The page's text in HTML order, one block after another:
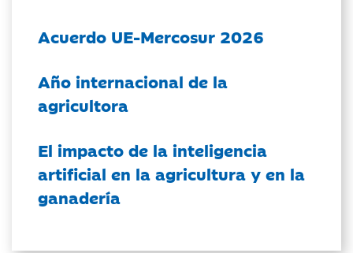
Acuerdo UE-Mercosur 2026
Año internacional de la
agricultora
El impacto de la inteligencia
artificial en la agricultura y en la
ganadería